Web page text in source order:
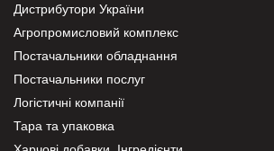
Дистрибутори України
Агропромисловий комплекс
Постачальники обладнання
Постачальники послуг
Логістичні компанії
Тара та упаковка